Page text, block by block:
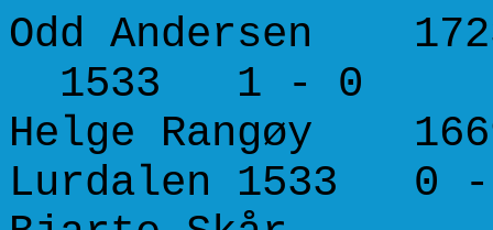
Odd Andersen
1533 1 - 0
Helge Rangøy
Lurdalen 1533 0